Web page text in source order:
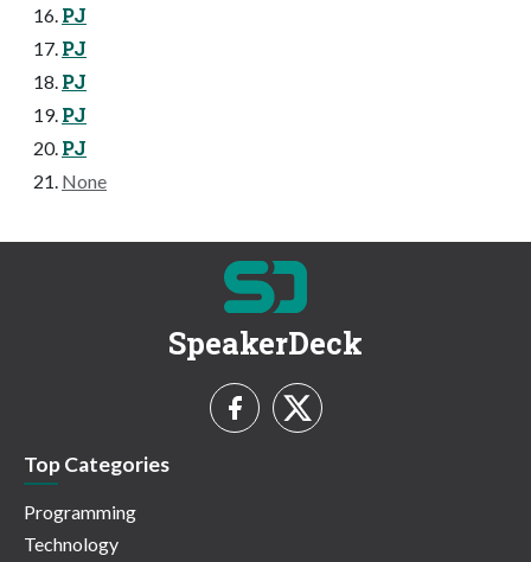
PJ
PJ
PJ
PJ
PJ
None
SpeakerDeck
Top Categories
Programming
Technology